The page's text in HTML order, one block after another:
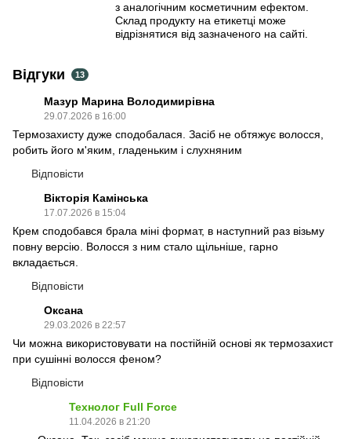
з аналогічним косметичним ефектом.
Склад продукту на етикетці може
відрізнятися від зазначеного на сайті.
Відгуки 13
Мазур Марина Володимирівна
29.07.2026 в 16:00
Термозахисту дуже сподобалася. Засіб не обтяжує волосся,
робить його м'яким, гладеньким і слухняним
Відповісти
Вікторія Камінська
17.07.2026 в 15:04
Крем сподобався брала міні формат, в наступний раз візьму
повну версію. Волосся з ним стало щільніше, гарно
вкладається.
Відповісти
Оксана
29.03.2026 в 22:57
Чи можна використовувати на постійній основі як термозахист
при сушінні волосся феном?
Відповісти
Технолог Full Force
11.04.2026 в 21:20